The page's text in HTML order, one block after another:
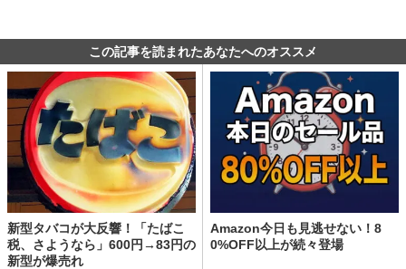
この記事を読まれたあなたへのオススメ
新型タバコが大反響！「たばこ
税、さようなら」600円→83円の
新型が爆売れ
Amazon今日も見逃せない！8
0%OFF以上が続々登場